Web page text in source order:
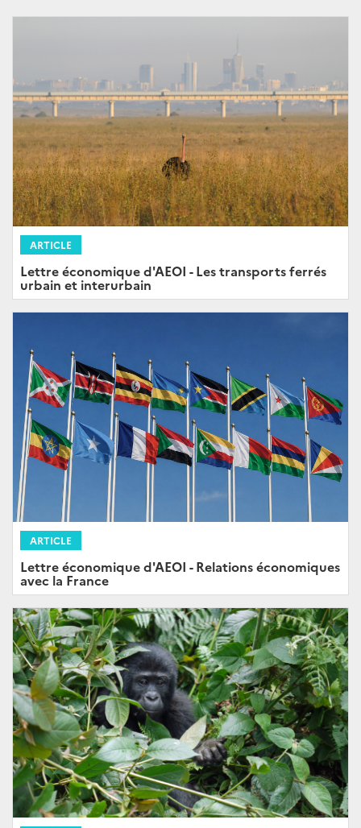
ARTICLE
Lettre économique d'AEOI - Les transports ferrés
urbain et interurbain
ARTICLE
Lettre économique d'AEOI - Relations économiques
avec la France